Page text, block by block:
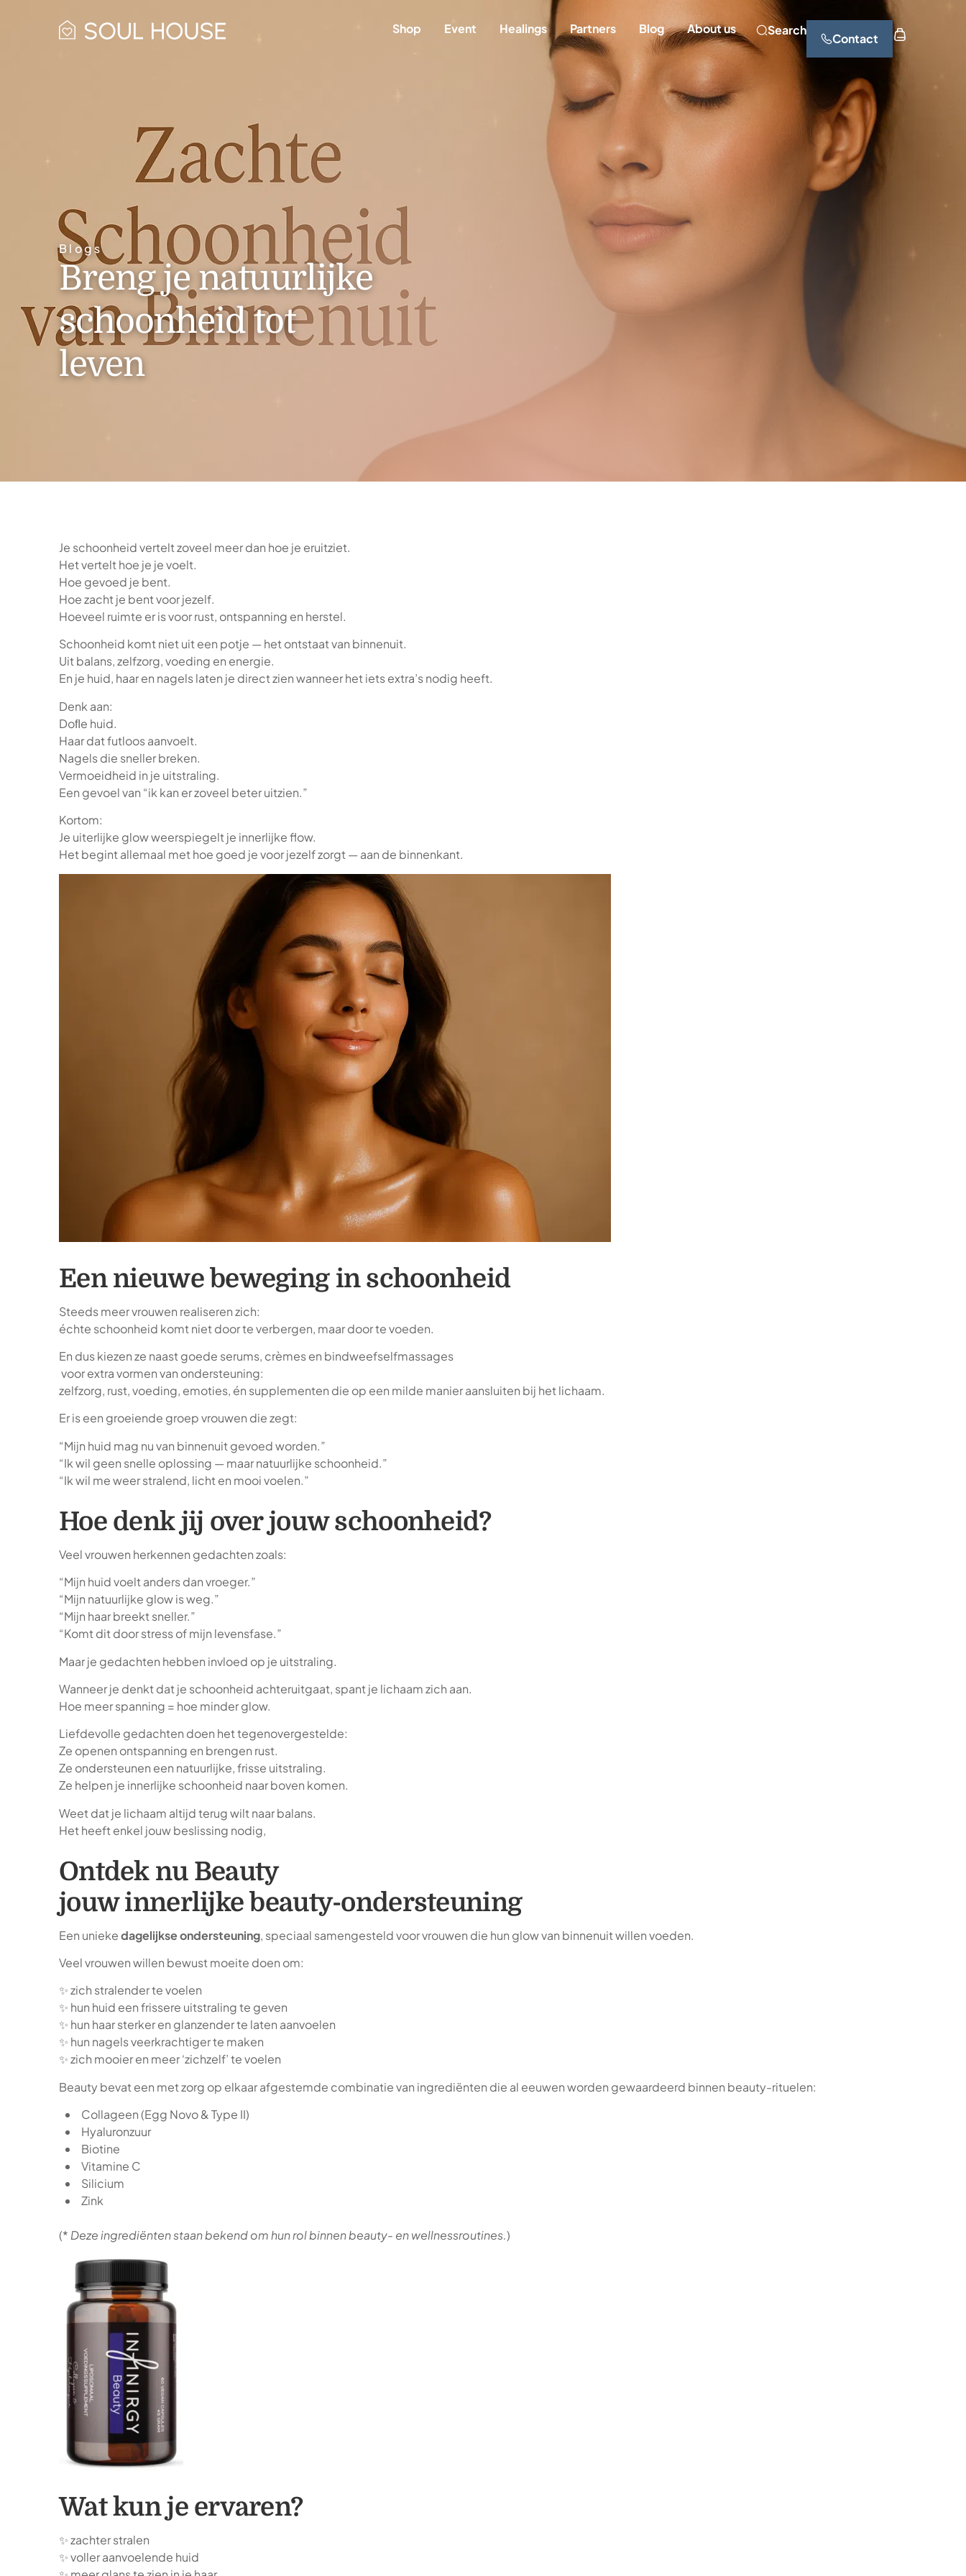
Shop Event Healings Partners Blog About us Search
Contact
Blogs
Breng je natuurlijke
schoonheid tot
leven
Je schoonheid vertelt zoveel meer dan hoe je eruitziet.
Het vertelt hoe je je voelt.
Hoe gevoed je bent.
Hoe zacht je bent voor jezelf.
Hoeveel ruimte er is voor rust, ontspanning en herstel.
Schoonheid komt niet uit een potje — het ontstaat van binnenuit.
Uit balans, zelfzorg, voeding en energie.
En je huid, haar en nagels laten je direct zien wanneer het iets extra’s nodig heeft.
Denk aan:
Doﬂe huid.
Haar dat futloos aanvoelt.
Nagels die sneller breken.
Vermoeidheid in je uitstraling.
Een gevoel van “ik kan er zoveel beter uitzien.”
Kortom:
Je uiterlijke glow weerspiegelt je innerlijke flow.
Het begint allemaal met hoe goed je voor jezelf zorgt — aan de binnenkant.
Een nieuwe beweging in schoonheid
Steeds meer vrouwen realiseren zich:
échte schoonheid komt niet door te verbergen, maar door te voeden.
En dus kiezen ze naast goede serums, crèmes en bindweefselfmassages
voor extra vormen van ondersteuning:
zelfzorg, rust, voeding, emoties, én supplementen die op een milde manier aansluiten bij het lichaam.
Er is een groeiende groep vrouwen die zegt:
“Mijn huid mag nu van binnenuit gevoed worden.”
“Ik wil geen snelle oplossing — maar natuurlijke schoonheid.”
“Ik wil me weer stralend, licht en mooi voelen.”
Hoe denk jij over jouw schoonheid?
Veel vrouwen herkennen gedachten zoals:
“Mijn huid voelt anders dan vroeger.”
“Mijn natuurlijke glow is weg.”
“Mijn haar breekt sneller.”
“Komt dit door stress of mijn levensfase.”
Maar je gedachten hebben invloed op je uitstraling.
Wanneer je denkt dat je schoonheid achteruitgaat, spant je lichaam zich aan.
Hoe meer spanning = hoe minder glow.
Liefdevolle gedachten doen het tegenovergestelde:
Ze openen ontspanning en brengen rust.
Ze ondersteunen een natuurlijke, frisse uitstraling.
Ze helpen je innerlijke schoonheid naar boven komen.
Weet dat je lichaam altijd terug wilt naar balans.
Het heeft enkel jouw beslissing nodig,
Ontdek nu Beauty
jouw innerlijke beauty-ondersteuning
Een uniekedagelijkse ondersteuning, speciaal samengesteld voor vrouwen die hun glow van binnenuit willen voeden.
Veel vrouwen willen bewust moeite doen om:
✨ zich stralender te voelen
✨ hun huid een frissere uitstraling te geven
✨ hun haar sterker en glanzender te laten aanvoelen
✨ hun nagels veerkrachtiger te maken
✨ zich mooier en meer ‘zichzelf’ te voelen
Beauty bevat een met zorg op elkaar afgestemde combinatie van ingrediënten die al eeuwen worden gewaardeerd binnen beauty-rituelen:
Collageen (Egg Novo & Type II)
Hyaluronzuur
Biotine
Vitamine C
Silicium
Zink
(* Deze ingrediënten staan bekend om hun rol binnen beauty- en wellnessroutines.)
Wat kun je ervaren?
✨ zachter stralen
✨ voller aanvoelende huid